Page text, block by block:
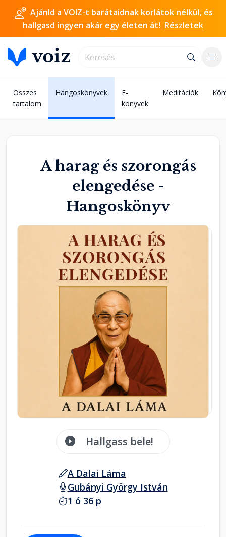
Ajánld a VOIZ-t barátaidnak korlátok nélkül, és
hallgasd ingyen akár egy életen át! Részletek
Összes
tartalom
Hangoskönyvek
E-
könyvek
Meditációk
A harag és szorongás
elengedése -
Hangoskönyv
Hallgass bele!
A Dalai Láma
Gubányi György István
1 ó 36 p